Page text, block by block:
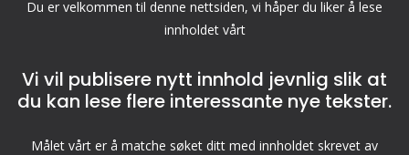
Du er velkommen til denne nettsiden, vi håper du liker å lese
innholdet vårt
Vi vil publisere nytt innhold jevnlig slik at
du kan lese flere interessante nye tekster.
Målet vårt er å matche søket ditt med innholdet skrevet av